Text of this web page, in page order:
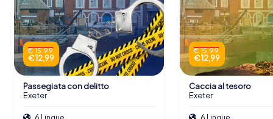
€ 15,99
€ 12,99
Passegiata con delitto
Exeter
€ 15,99
€ 12,99
Caccia al tesoro
Exeter